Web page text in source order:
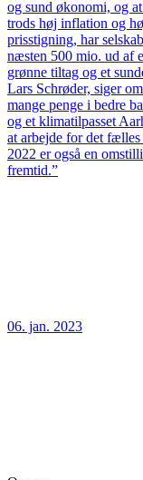
og sund økonomi, og
trods høj inflation og
prisstigning, har
næsten 500 mio. ud af
grønne tiltag og et
Lars Schrøder, siger
mange penge i bedre
og et klimatilpasset
at arbejde for det
2022 er også en
fremtid.”
06. jan. 2023